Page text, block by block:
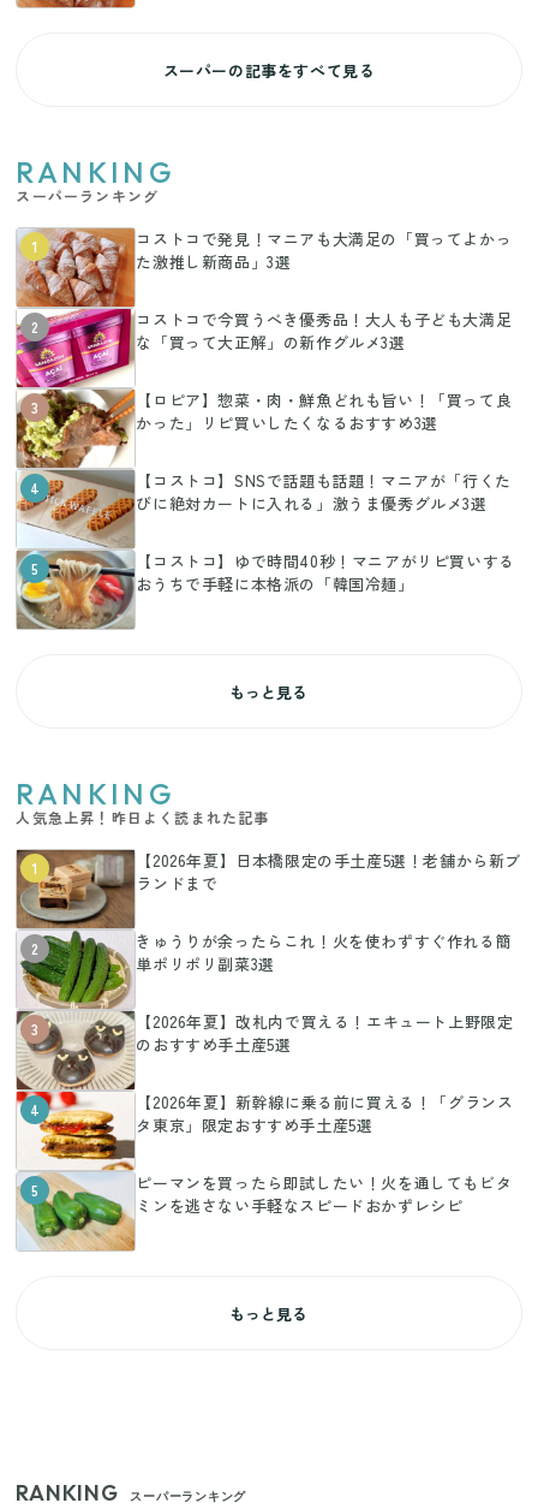
スーパーの記事をすべて見る
RANKING
スーパーランキング
1
コストコで発見！マニアも大満足の「買ってよかっ
た激推し新商品」3選
2
コストコで今買うべき優秀品！大人も子ども大満足
な「買って大正解」の新作グルメ3選
3
【ロピア】惣菜・肉・鮮魚どれも旨い！「買って良
かった」リピ買いしたくなるおすすめ3選
4
【コストコ】SNSで話題も話題！マニアが「行くた
びに絶対カートに入れる」激うま優秀グルメ3選
5
【コストコ】ゆで時間40秒！マニアがリピ買いする
おうちで手軽に本格派の「韓国冷麺」
もっと見る
RANKING
人気急上昇！昨日よく読まれた記事
1
【2026年夏】日本橋限定の手土産5選！老舗から新ブ
ランドまで
2
きゅうりが余ったらこれ！火を使わずすぐ作れる簡
単ポリポリ副菜3選
3
【2026年夏】改札内で買える！エキュート上野限定
のおすすめ手土産5選
4
【2026年夏】新幹線に乗る前に買える！「グランス
タ東京」限定おすすめ手土産5選
5
ピーマンを買ったら即試したい！火を通してもビタ
ミンを逃さない手軽なスピードおかずレシピ
もっと見る
RANKING スーパーランキング